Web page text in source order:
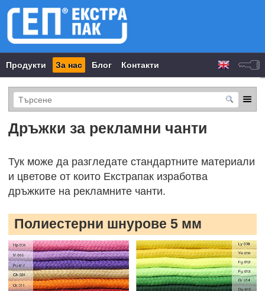
Продукти За нас Блог Контакти
Дръжки за рекламни чанти
Тук може да разгледате стандартните материали
и цветове от които Екстрапак изработва
дръжките на рекламните чанти.
Полиестерни шнурове 5 мм